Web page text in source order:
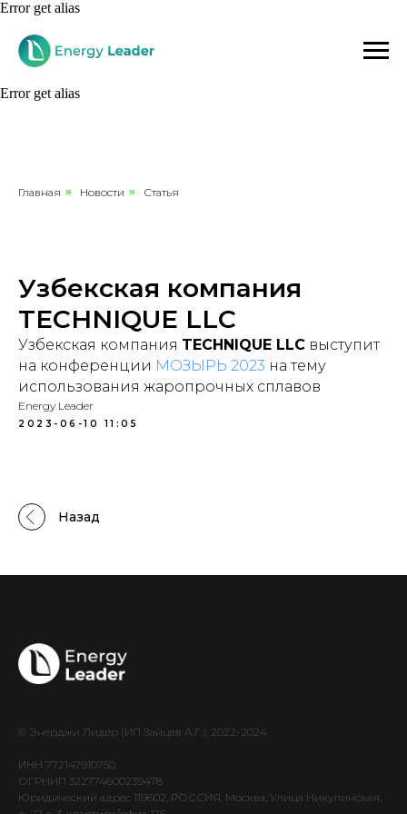
Error get alias
Error get alias
Главная » Новости » Статья
Узбекская компания
TECHNIQUE LLC
Узбекская компания TECHNIQUE LLC выступит
на конференции МОЗЫРЬ 2023 на тему
использования жаропрочных сплавов
Energy Leader
2023-06-10 11:05
Назад
© Энерджи Лидер (ИП Зайцев А.Г.), 2022-2024
ИНН 772147910750
ОГРНИП 322774600239478
Юридический адрес 119602, РОССИЯ, Москва, Улица Никулинская,